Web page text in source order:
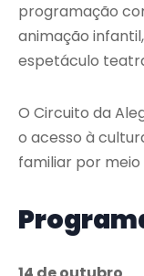
programação
animação
espetáculo
O Circuito da
o acesso à
familiar por